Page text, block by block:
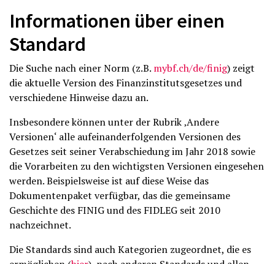
Informationen über einen
Standard
Die Suche nach einer Norm (z.B. mybf.ch/de/finig) zeigt
die aktuelle Version des Finanzinstitutsgesetzes und
verschiedene Hinweise dazu an.
Insbesondere können unter der Rubrik ‚Andere
Versionen‘ alle aufeinanderfolgenden Versionen des
Gesetzes seit seiner Verabschiedung im Jahr 2018 sowie
die Vorarbeiten zu den wichtigsten Versionen eingesehen
werden. Beispielsweise ist auf diese Weise das
Dokumentenpaket verfügbar, das die gemeinsame
Geschichte des FINIG und des FIDLEG seit 2010
nachzeichnet.
Die Standards sind auch Kategorien zugeordnet, die es